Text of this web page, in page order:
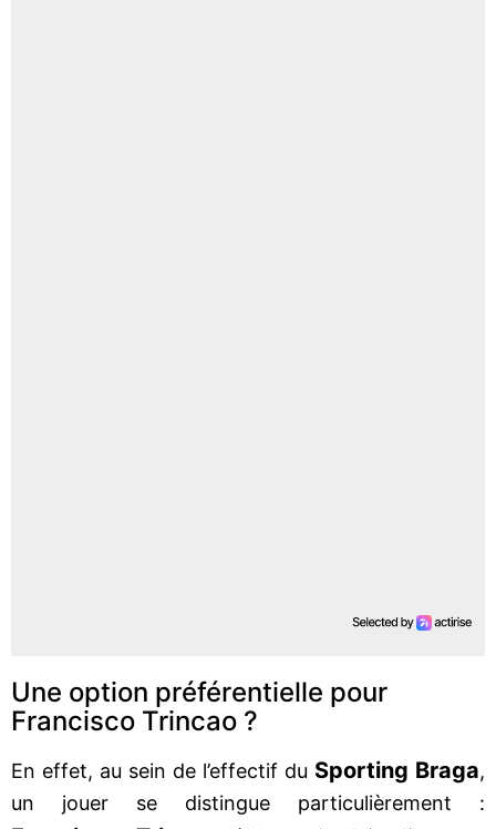
Une option préférentielle pour
Francisco Trincao ?
En effet, au sein de l’effectif du Sporting Braga,
un jouer se distingue particulièrement :